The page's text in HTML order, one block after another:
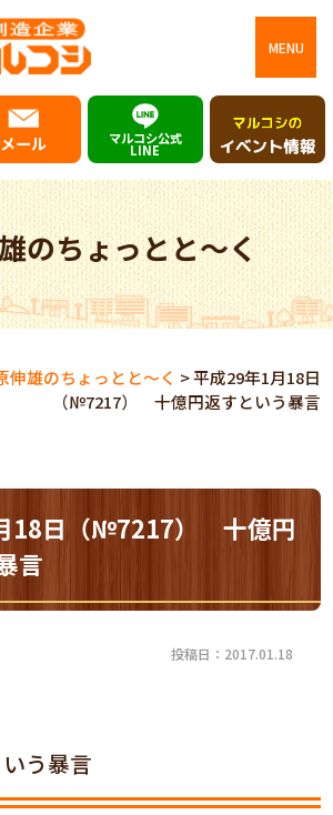
MENU
メール マルコシ公式
LINE
のちょっとと～く
伸雄のちょっとと～く >平成29年1月18日
（№7217） 十億円返すという暴言
18日（№7217） 十億円
言
投稿日：2017.01.18
う暴言